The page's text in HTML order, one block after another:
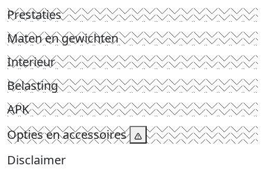
Prestaties
Maten en gewichten
Interieur
Belasting
APK
Opties en accessoires
Disclaimer